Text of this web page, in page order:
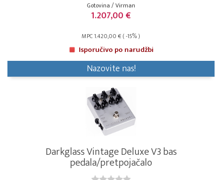
Gotovina / Virman
1.207,00 €
MPC 1.420,00 € ( -15% )
Isporučivo po narudžbi
Nazovite nas!
Darkglass Vintage Deluxe V3 bas
pedala/pretpojačalo